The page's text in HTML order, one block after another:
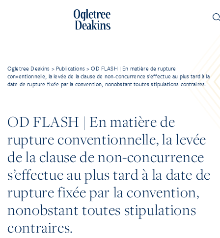
Ogletree Deakins > Publications >OD FLASH | En matière de rupture
conventionnelle, la levée de la clause de non-concurrence s’effectue au plus tard à la
date de rupture fixée par la convention, nonobstant toutes stipulations contraires.
OD FLASH | En matière de
rupture conventionnelle, la levée
de la clause de non-concurrence
s’effectue au plus tard à la date de
rupture fixée par la convention,
nonobstant toutes stipulations
contraires.